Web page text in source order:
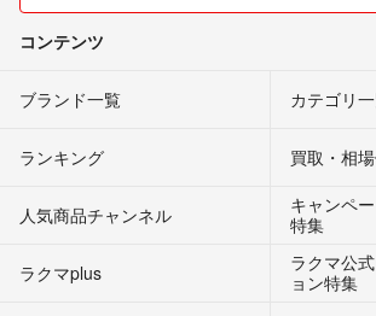
コンテンツ
ブランド一覧 カテゴリ
ランキング 買取・相
人気商品チャンネル
キャンペ
特集
ラクマplus
ラクマ公
ョン特集